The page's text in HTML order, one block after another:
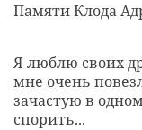
Памяти Клода
Я люблю своих
мне очень
зачастую в
спорить...